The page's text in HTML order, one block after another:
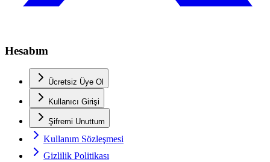
Hesabım
Ücretsiz Üye Ol
Kullanıcı Girişi
Şifremi Unuttum
Kullanım Sözleşmesi
Gizlilik Politikası